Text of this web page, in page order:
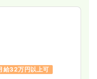
給32万円以上可